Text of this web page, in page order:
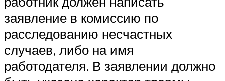
заявление в комиссию по
расследованию несчастных
случаев, либо на имя
работодателя. В заявлении должно